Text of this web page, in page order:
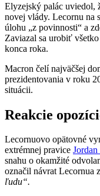
Elyzejský palác uviedol,
novej vlády. Lecornu na
úlohu „z povinnosti“ a
Zaviazal sa urobiť
konca roka.
Macron čelí najväčšej
prezidentovania v roku
situácii.
Reakcie
Lecornuovo opätovné
extrémnej pravice
snahu o okamžité
označil návrat Lecornua
ľudu“.